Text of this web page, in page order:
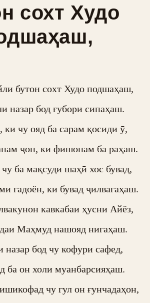
сохт Худо
бутон сохт Худо подшаҳаш,
назар бод ғубори сипаҳаш.
чу ояд ба сарам қосиди ӯ,
ҷон, ки фишонам ба раҳаш.
ба мақсуди шаҳӣ хос бувад,
гадоён, ки бувад ҷилвагаҳаш.
кавкабаи ҳусни Айёз,
Маҳмуд нашояд нигаҳаш.
назар бод чу кофури сафед,
ба он холи муанбарсияҳаш.
чу гул он ғунчадаҳон,